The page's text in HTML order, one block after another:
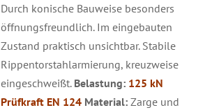
Durch konische Bauweise besonders
öffnungsfreundlich. Im eingebauten
Zustand praktisch unsichtbar. Stabile
Rippentorstahlarmierung, kreuzweise
eingeschweißt. Belastung: 125 kN
Prüfkraft EN 124 Material:Zarge und